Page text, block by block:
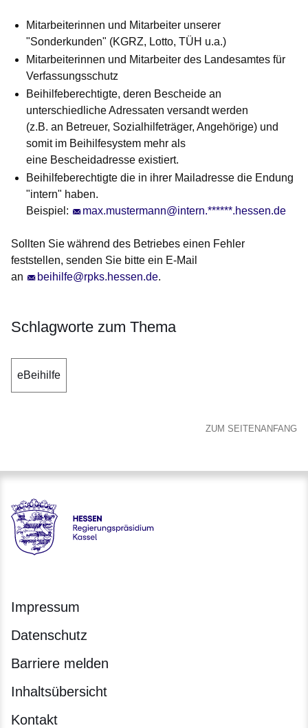
Mitarbeiterinnen und Mitarbeiter unserer
"Sonderkunden" (KGRZ, Lotto, TÜH u.a.)
Mitarbeiterinnen und Mitarbeiter des Landesamtes für
Verfassungsschutz
Beihilfeberechtigte, deren Bescheide an
unterschiedliche Adressaten versandt werden
(z.B. an Betreuer, Sozialhilfeträger, Angehörige) und
somit im Beihilfesystem mehr als
eine Bescheidadresse existiert.
Beihilfeberechtigte die in ihrer Mailadresse die Endung
"intern" haben.
Beispiel:
max.mustermann@intern.******.hessen.de
Sollten Sie während des Betriebes einen Fehler
feststellen, senden Sie bitte ein E-Mail
an
beihilfe@rpks.hessen.de.
Schlagworte zum Thema
eBeihilfe
ZUM SEITENANFANG
Hessen - Regierungspräsidium Kassel
Impressum
Datenschutz
Barriere melden
Inhaltsübersicht
Kontakt